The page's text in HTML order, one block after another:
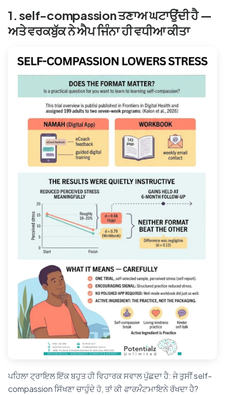
1. self-compassion ਤਣਾਅ ਘਟਾਉਂਦੀ ਹੈ —
ਅਤੇ ਵਰਕਬੁੱਕ ਨੇ ਐਪ ਜਿੰਨਾ ਹੀ ਵਧੀਆ ਕੀਤਾ
ਪਹਿਲਾ ਟ੍ਰਾਇਲ ਇੱਕ ਬਹੁਤ ਹੀ ਵਿਹਾਰਕ ਸਵਾਲ ਪੁੱਛਦਾ ਹੈ: ਜੇ ਤੁਸੀਂ self-
compassion ਸਿੱਖਣਾ ਚਾਹੁੰਦੇ ਹੋ, ਤਾਂ ਕੀ ਫਾਰਮੈਟਮਾਇਨੇ ਰੱਖਦਾ ਹੈ?